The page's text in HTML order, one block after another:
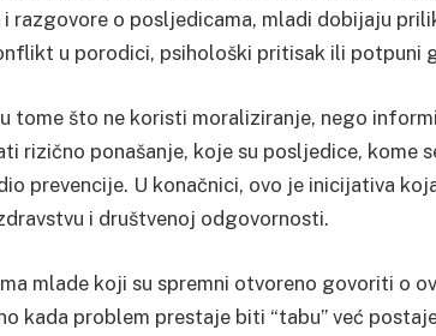
razgovore o posljedicama, mladi dobijaju
u porodici, psihološki pritisak ili potpuni
tome što ne koristi moraliziranje, nego
rizično ponašanje, koje su posljedice, kome
prevencije. U konačnici, ovo je inicijativa
i društvenoj odgovornosti.
mlade koji su spremni otvoreno govoriti o
kada problem prestaje biti “tabu” već